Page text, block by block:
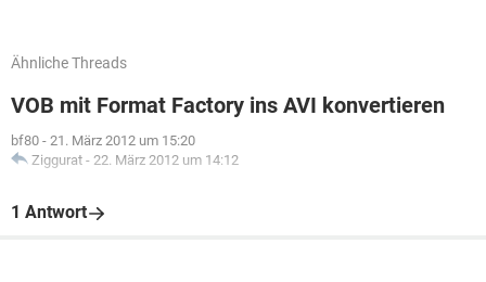
Ähnliche Threads
VOB mit Format Factory ins AVI konvertieren
bf80 - 21. März 2012 um 15:20
Ziggurat - 22. März 2012 um 14:12
1 Antwort